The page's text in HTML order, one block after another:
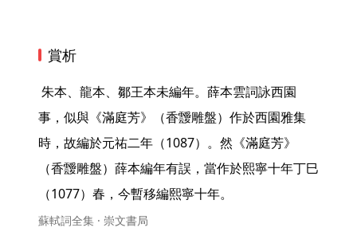
賞析
事，似與《滿庭芳》（香靉雕盤）作於西園雅集
時，故編於元祐二年（1087）。然《滿庭芳》
（香靉雕盤）薛本編年有誤，當作於熙寧十年丁巳
（1077）春，今暫移編熙寧十年。
蘇軾詞全集 · 崇文書局